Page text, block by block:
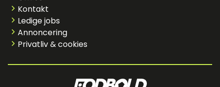
Kontakt
Ledige jobs
Annoncering
Privatliv & cookies